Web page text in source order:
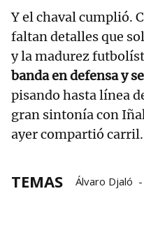
Y el chaval cumplió.
faltan detalles que
y la madurez
banda en defensa y
pisando hasta línea
gran sintonía con
ayer compartió carril.
TEMAS Álvaro Djaló